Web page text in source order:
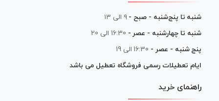
شنبه تا پنج‌شنبه - صبح - ۹ الی ۱۳
شنبه تا چهارشنبه - عصر - 16:30 الی 20
پنج شنبه - عصر - 16:30 الی 19
ایام تعطیلات رسمی فروشگاه تعطیل می باشد
راهنمای خرید